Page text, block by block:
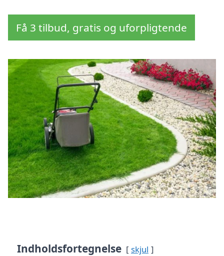
Få 3 tilbud, gratis og uforpligtende
Indholdsfortegnelse skjul